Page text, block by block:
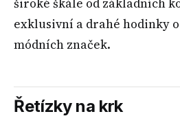
široké škále od základních
exklusivní a drahé hodinky
módních značek.
Řetízky na krk